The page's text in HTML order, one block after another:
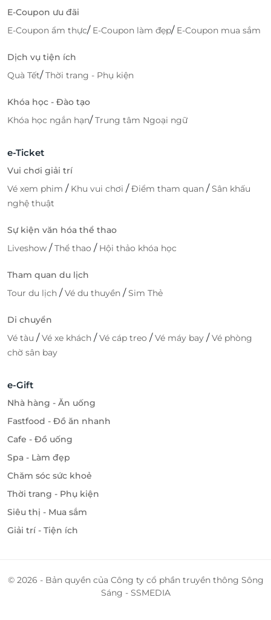
E-Coupon ưu đãi
E-Coupon ẩm thực/ E-Coupon làm đẹp/ E-Coupon mua sắm
Dịch vụ tiện ích
Quà Tết/Thời trang - Phụ kiện
Khóa học - Đào tạo
Khóa học ngắn hạn/Trung tâm Ngoại ngữ
e-Ticket
Vui chơi giải trí
Vé xem phim / Khu vui chơi /Điểm tham quan /Sân khấu
nghệ thuật
Sự kiện văn hóa thể thao
Liveshow /Thể thao / Hội thảo khóa học
Tham quan du lịch
Tour du lịch /Vé du thuyền /Sim Thẻ
Di chuyển
Vé tàu /Vé xe khách /Vé cáp treo /Vé máy bay /Vé phòng
chờ sân bay
e-Gift
Nhà hàng - Ăn uống
Fastfood - Đồ ăn nhanh
Cafe - Đồ uống
Spa - Làm đẹp
Chăm sóc sức khoẻ
Thời trang - Phụ kiện
Siêu thị - Mua sắm
Giải trí - Tiện ích
© 2026 - Bản quyền của Công ty cổ phần truyền thông Sông
Sáng - SSMEDIA